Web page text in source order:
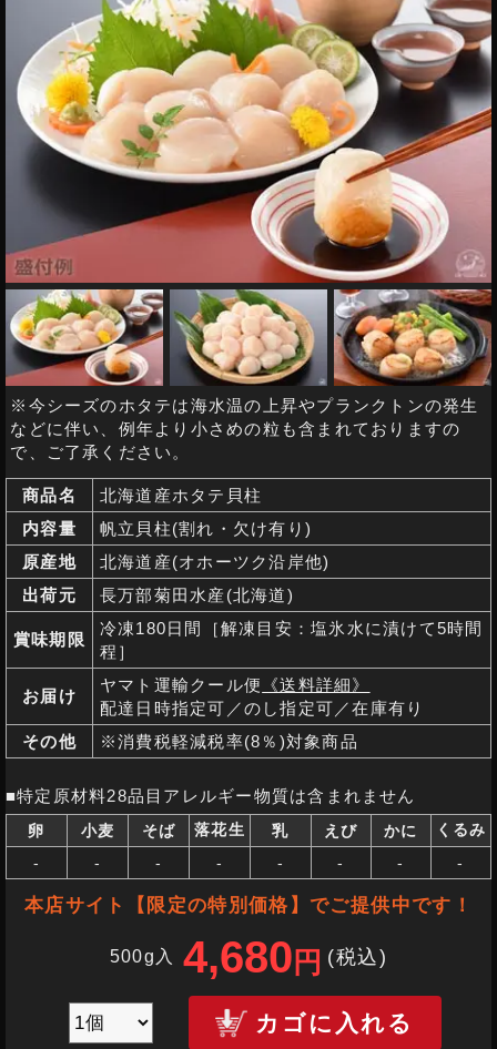
※ 今シーズのホタテは海水温の上昇やプランクトンの発生
などに伴い、例年より小さめの粒も含まれておりますの
で、ご了承ください。
商品名
北海道産ホタテ貝柱
内容量
帆立貝柱(割れ・欠け有り)
原産地
北海道産(オホーツク沿岸他)
出荷元
長万部菊田水産(北海道)
賞味期限
冷凍180日間［解凍目安：塩氷水に漬けて5時間
程］
お届け
ヤマト運輸クール便 《送料詳細》
配達日時指定可／のし指定可／在庫有り
その他
※消費税軽減税率(8％)対象商品
■特定原材料28品目アレルギー物質は含まれません
卵 小麦 そば 落花生 乳 えび かに
くるみ
-
- - - - - - -
本店サイト【限定の特別価格】でご提供中です！
500g入 4,680 円 (税込)
カゴに入れる